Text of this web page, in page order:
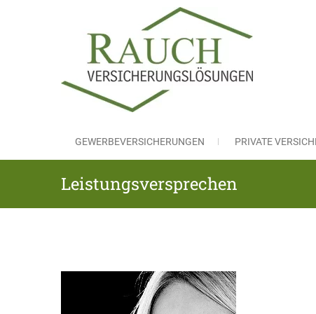
GEWERBEVERSICHERUNGEN PRIVATE
Leistungsversprechen